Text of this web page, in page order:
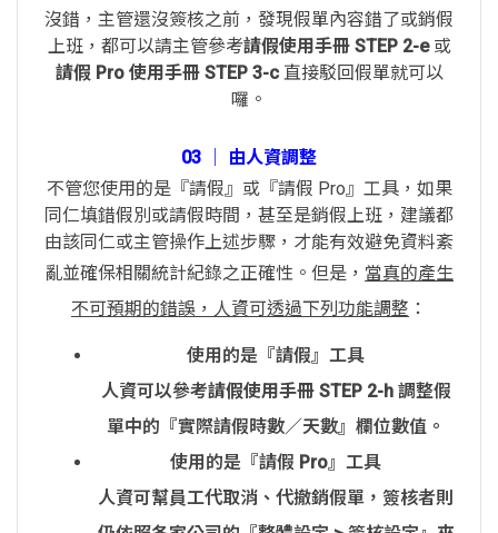
沒錯，主管還沒簽核之前，發現假單內容錯了或銷假
上班，都可以請主管參考請假使用手冊 STEP 2-e 或
請假 Pro 使用手冊 STEP 3-c 直接駁回假單就可以
囉。
03 │ 由人資調整
不管您使用的是『請假』或『請假 Pro』工具，如果
同仁填錯假別或請假時間，甚至是銷假上班，建議都
由該同仁或主管操作上述步驟，才能有效避免資料紊
亂並確保相關統計紀錄之正確性。但是， 當真的產生
不可預期的錯誤，人資可透過下列功能調整 ：
使用的是『請假』工具
人資可以參考請假使用手冊 STEP 2-h 調整假
單中的『實際請假時數／天數』欄位數值。
使用的是『請假 Pro』工具
人資可幫員工代取消、代撤銷假單，簽核者則